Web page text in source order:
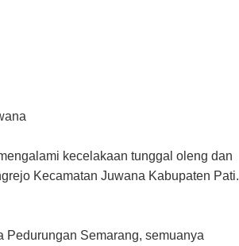
kecelakaan tunggal oleng dan
Kecamatan Juwana Kabupaten Pati.
Pedurungan Semarang, semuanya